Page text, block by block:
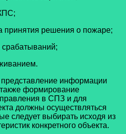
решения о пожаре;
информации
формирование
в СПЗ и для
должны осуществляться
следует выбирать исходя из
конкретного объекта.